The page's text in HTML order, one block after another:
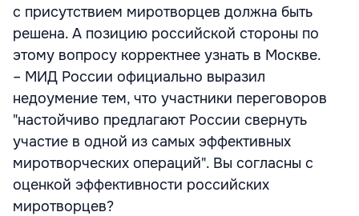
с присутствием миротворцев должна быть
решена. А позицию российской стороны по
этому вопросу корректнее узнать в Москве.
– МИД России официально выразил
недоумение тем, что участники переговоров
"настойчиво предлагают России свернуть
участие в одной из самых эффективных
миротворческих операций". Вы согласны с
оценкой эффективности российских
миротворцев?